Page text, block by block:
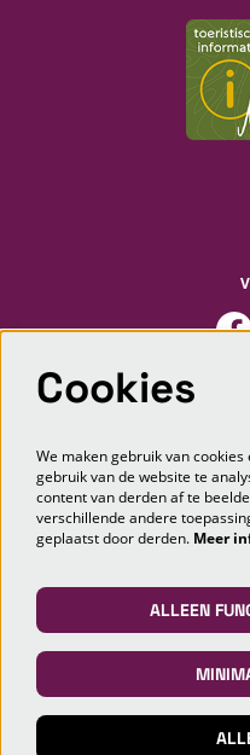
Meld je aan
Deze site wordt beschermd door reCAPTCHA,
Cookies
We maken gebruik van
gebruik van de website te
content van derden af te
verschillende andere
geplaatst door derden. Meer
ALLEEN